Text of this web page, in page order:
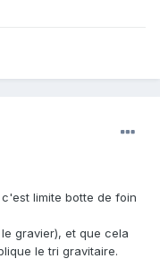
limite botte de foin
gravier), et que cela
le tri gravitaire.